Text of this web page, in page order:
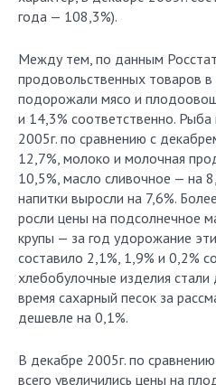
года — 108,3%).
Между тем, по данным
продовольственных товаров в
подорожали мясо и
и 14,3% соответственно.
2005г. по сравнению с
12,7%, молоко и молочная
10,5%, масло сливочное — на
напитки выросли на 7,6%.
росли цены на подсолнечное
крупы — за год удорожание
составило 2,1%, 1,9% и 0,2%
хлебобулочные изделия
время сахарный песок за
дешевле на 0,1%.
В декабре 2005г. по
всего увеличились цены на